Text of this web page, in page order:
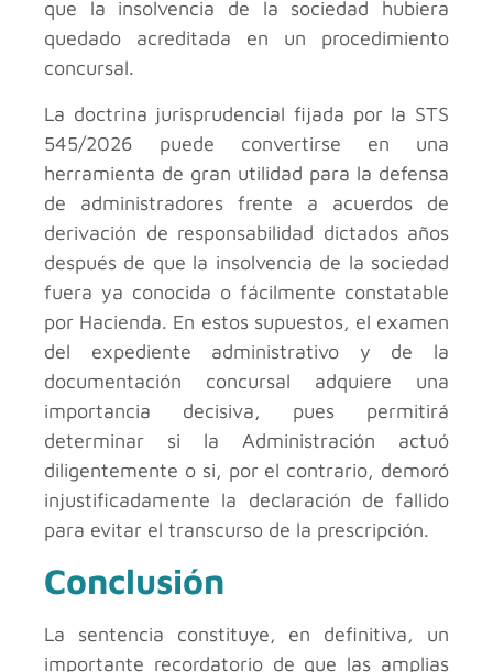
que la insolvencia de la sociedad hubiera
quedado acreditada en un procedimiento
concursal.
La doctrina jurisprudencial fijada por la STS
545/2026 puede convertirse en una
herramienta de gran utilidad para la defensa
de administradores frente a acuerdos de
derivación de responsabilidad dictados años
después de que la insolvencia de la sociedad
fuera ya conocida o fácilmente constatable
por Hacienda. En estos supuestos, el examen
del expediente administrativo y de la
documentación concursal adquiere una
importancia decisiva, pues permitirá
determinar si la Administración actuó
diligentemente o si, por el contrario, demoró
injustificadamente la declaración de fallido
para evitar el transcurso de la prescripción.
Conclusión
La sentencia constituye, en definitiva, un
importante recordatorio de que las amplias